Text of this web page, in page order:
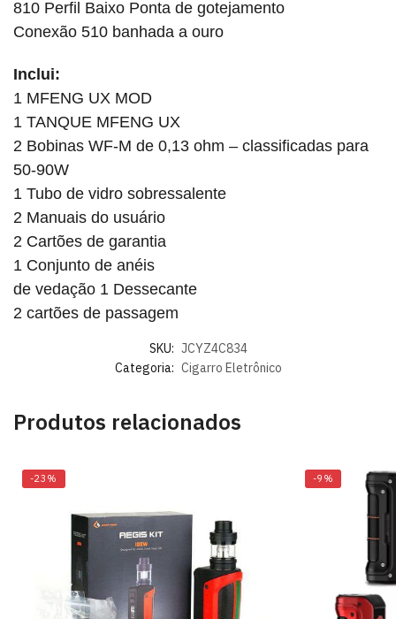
810 Perfil Baixo Ponta de gotejamento
Conexão 510 banhada a ouro
Inclui:
1 MFENG UX MOD
1 TANQUE MFENG UX
2 Bobinas WF-M de 0,13 ohm – classificadas para
50-90W
1 Tubo de vidro sobressalente
2 Manuais do usuário
2 Cartões de garantia
1 Conjunto de anéis
de vedação 1 Dessecante
2 cartões de passagem
SKU: JCYZ4C834
Categoria: Cigarro Eletrônico
Produtos relacionados
-23% -9%